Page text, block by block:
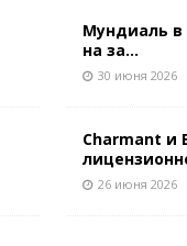
Мундиаль в
на за...
30 июня 2026
Charmant и
26 июня 2026